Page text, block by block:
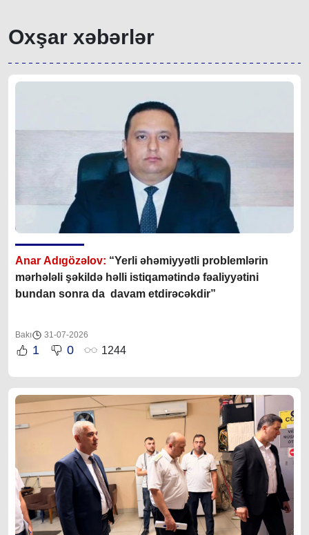
Oxşar xəbərlər
Anar Adıgözəlov: “Yerli əhəmiyyətli problemlərin
mərhələli şəkildə həlli istiqamətində fəaliyyətini
bundan sonra da davam etdirəcəkdir”
Bakı 31-07-2026
1 0 1244